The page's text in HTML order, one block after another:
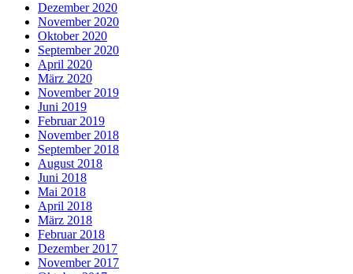
Dezember 2020
November 2020
Oktober 2020
September 2020
April 2020
März 2020
November 2019
Juni 2019
Februar 2019
November 2018
September 2018
August 2018
Juni 2018
Mai 2018
April 2018
März 2018
Februar 2018
Dezember 2017
November 2017